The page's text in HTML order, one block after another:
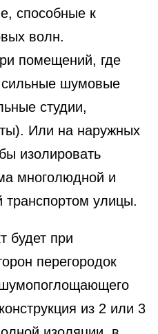
способные к
волн.
помещений, где
сильные шумовые
студии,
Или на наружных
изолировать
многолюдной и
транспортом улицы.
будет при
перегородок
из 2 или 3